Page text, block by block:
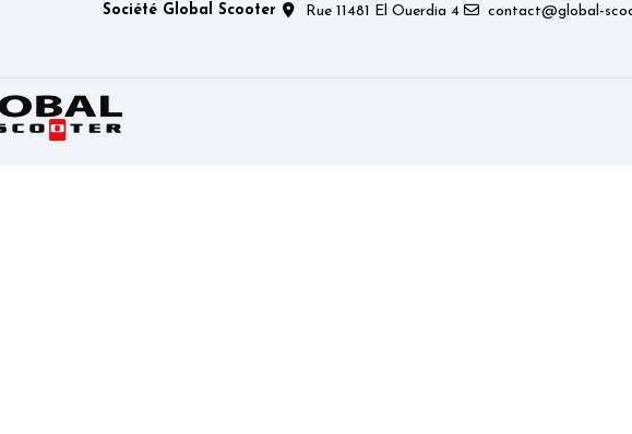
Société Global Scooter Rue 11481 El Ouerdia 4 contact@global-